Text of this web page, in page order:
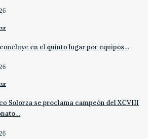
en el quinto lugar por equipos…
Solorza se proclama campeón del XCVIII